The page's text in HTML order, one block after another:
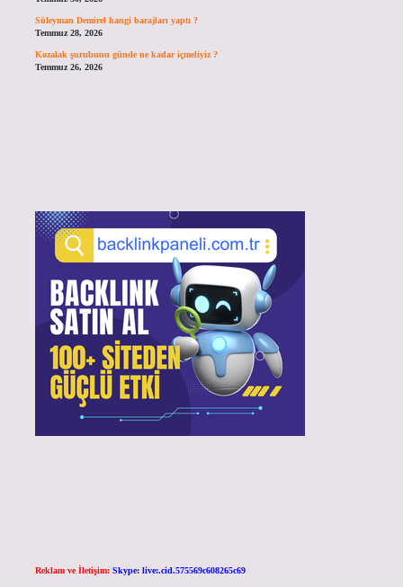
Süleyman Demirel hangi barajları yaptı ?
Temmuz 28, 2026
Kozalak şurubunu günde ne kadar içmeliyiz ?
Temmuz 26, 2026
Reklam ve İletişim: Skype: live:.cid.575569c608265c69